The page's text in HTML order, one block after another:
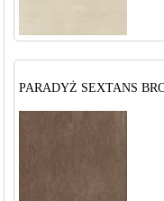
PARADYŻ SEXTANS